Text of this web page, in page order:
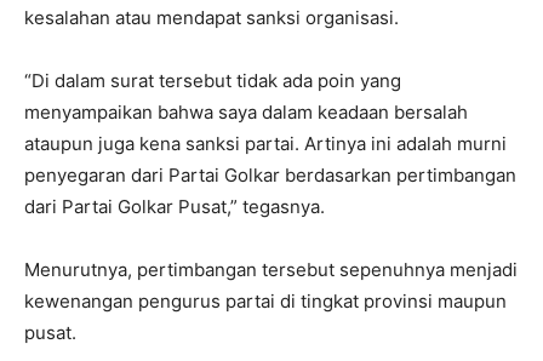
kesalahan atau mendapat sanksi organisasi.
“Di dalam surat tersebut tidak ada poin yang
menyampaikan bahwa saya dalam keadaan bersalah
ataupun juga kena sanksi partai. Artinya ini adalah murni
penyegaran dari Partai Golkar berdasarkan pertimbangan
dari Partai Golkar Pusat,” tegasnya.
Menurutnya, pertimbangan tersebut sepenuhnya menjadi
kewenangan pengurus partai di tingkat provinsi maupun
pusat.